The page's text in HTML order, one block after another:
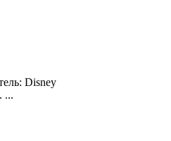
Disney
...